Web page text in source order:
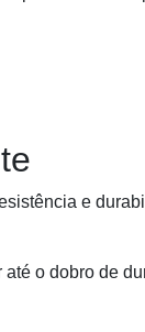
e
o dobro de